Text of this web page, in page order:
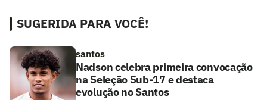
SUGERIDA PARA VOCÊ!
santos
Nadson celebra primeira convocação
na Seleção Sub-17 e destaca
evolução no Santos